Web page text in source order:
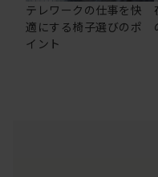
テレワークの仕事を快
適にする椅子選びのポ
イント